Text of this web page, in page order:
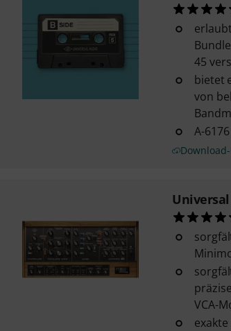
45
bietet
von
A-
VCA-